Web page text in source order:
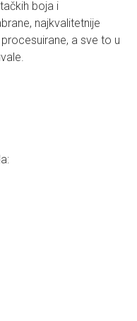
boja i
najkvalitetnije
a sve to u